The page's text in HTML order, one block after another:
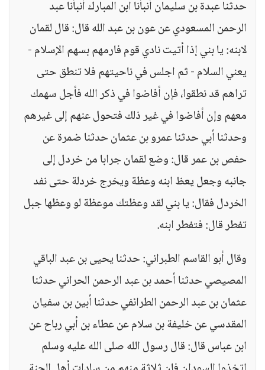
حدثنا عبدة بن سليمان أنبأنا ابن المبارك أنبأنا عبد
الرحمن المسعودي عن عون بن عبد الله قال: قال لقمان
لابنه: يا بني إذا أتيت نادي قوم فارمهم بسهم الإسلام -
يعني السلام - ثم اجلس في ناحيتهم فلا تنطق حتى
تراهم قد نطقوا، فإن أفاضوا في ذكر الله فأجل سهمك
معهم وإن أفاضوا في غير ذلك فتحول عنهم إلى غيرهم
وحدثنا أبي حدثنا عمرو بن عثمان حدثنا ضمرة عن
حفص بن عمر قال: وضع لقمان جرابا من خردل إلى
جانبه وجعل يعظ ابنه وعظة ويخرج خردلة حتى نفد
الخردل فقال: يا بني لقد وعظتك موعظة لو وعظها جبل
تفطر قال: فتفطر ابنه.
وقال أبو القاسم الطبراني: حدثنا يحيى بن عبد الباقي
المصيصي حدثنا أحمد بن عبد الرحمن الحراني حدثنا
عثمان بن عبد الرحمن الطرائفي حدثنا أبين بن سفيان
المقدسي عن خليفة بن سلام عن عطاء بن أبي رباح عن
ابن عباس قال: قال رسول الله صلى الله عليه وسلم